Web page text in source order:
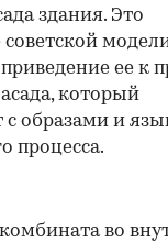
здания. Это
ее к
который
с образами и
процесса.
во